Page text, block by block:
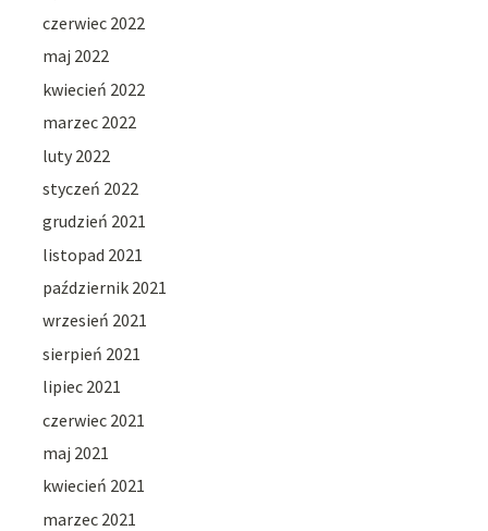
czerwiec 2022
maj 2022
kwiecień 2022
marzec 2022
luty 2022
styczeń 2022
grudzień 2021
listopad 2021
październik 2021
wrzesień 2021
sierpień 2021
lipiec 2021
czerwiec 2021
maj 2021
kwiecień 2021
marzec 2021